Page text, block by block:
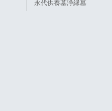
永代供養墓浄縁墓